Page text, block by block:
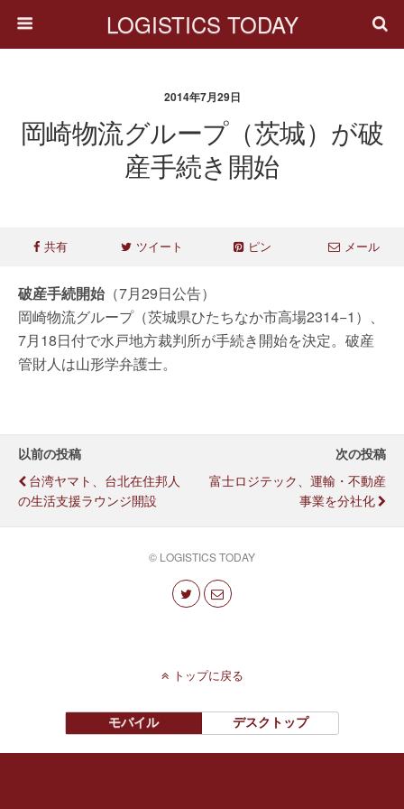
LOGISTICS TODAY
2014年7月29日
岡崎物流グループ（茨城）が破
産手続き開始
共有 ツイート ピン メール
破産手続開始（7月29日公告）
岡崎物流グループ（茨城県ひたちなか市高場2314−1）、
7月18日付で水戸地方裁判所が手続き開始を決定。破産
管財人は山形学弁護士。
以前の投稿
台湾ヤマト、台北在住邦人
の生活支援ラウンジ開設
次の投稿
富士ロジテック、運輸・不動産
事業を分社化
© LOGISTICS TODAY
トップに戻る
モバイル デスクトップ